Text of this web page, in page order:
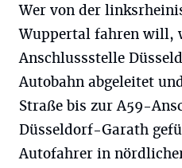
Wer von der
Wuppertal fahren will,
Anschlussstelle
Autobahn abgeleitet
Straße bis zur A59-
Düsseldorf-Garath
Autofahrer in